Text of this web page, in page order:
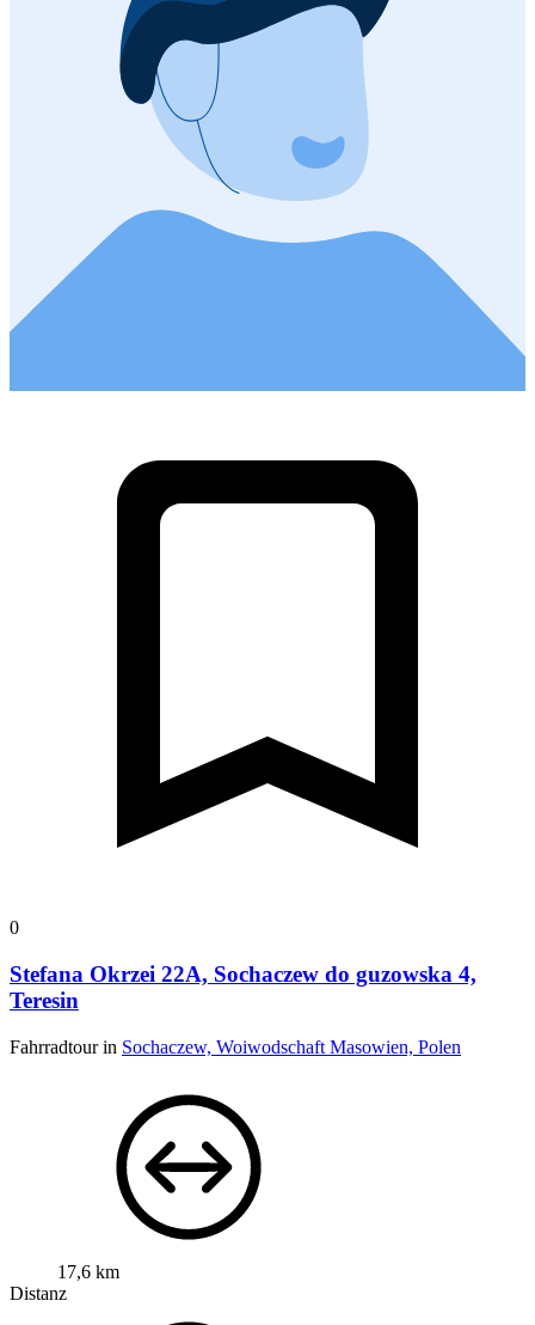
0
Stefana Okrzei 22A, Sochaczew do guzowska 4,
Teresin
Fahrradtour in Sochaczew, Woiwodschaft Masowien, Polen
17,6 km
Distanz